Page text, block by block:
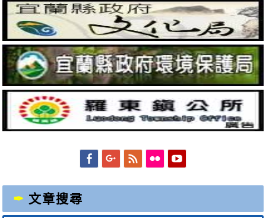
FacebookGoogleplus
Feed Flickr
文章搜尋